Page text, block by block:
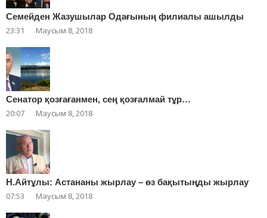
Cемейден Жазушылар Одағының филиалы ашылды
23:31 Маусым 8, 2018
Сенатор қозғағанмен, сең қозғалмай тұр…
20:07 Маусым 8, 2018
Н.Айтұлы: Астананы жырлау – өз бақытыңды жырлау
07:53 Маусым 8, 2018